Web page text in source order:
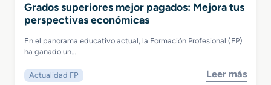
Grados superiores mejor pagados: Mejora tus
perspectivas económicas
En el panorama educativo actual, la Formación Profesional (FP)
ha ganado un…
Actualidad FP Leer más